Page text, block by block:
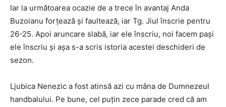
Iar la următoarea ocazie de a trece în avantaj Anda
Buzoianu forțează și faultează, iar Tg. Jiul înscrie pentru
26-25. Apoi aruncare slabă, iar ele înscriu, noi facem pași
ele înscriu și așa s-a scris istoria acestei deschideri de
sezon.
Ljubica Nenezic a fost atinsă azi cu mâna de Dumnezeul
handbalului. Pe bune, cel puțin zece parade cred că am